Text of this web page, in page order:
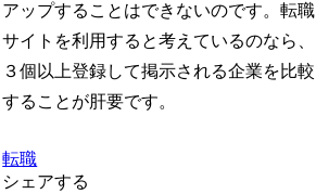
アップすることはできないのです。転職
サイトを利用すると考えているのなら、
３個以上登録して掲示される企業を比較
することが肝要です。
転職
シェアする